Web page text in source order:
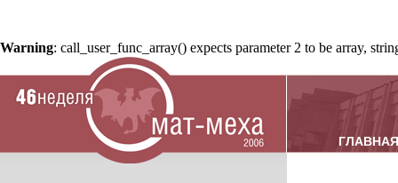
Warning: call_user_func_array() expects parameter 2 to be array,
ГЛАВНАЯ